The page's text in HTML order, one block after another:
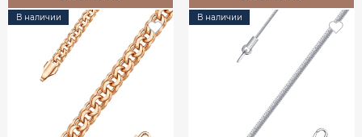
В наличии В наличии